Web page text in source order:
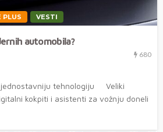
PLUS VESTI
automobila?
680
jednostavniju tehnologiju Veliki
kokpiti i asistenti za vožnju doneli